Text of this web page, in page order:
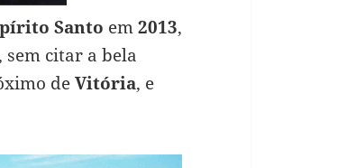
Santo em2013,
citar a bela
deVitória, e